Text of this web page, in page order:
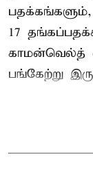
17
காமன்வெல்த்
பங்கேற்று